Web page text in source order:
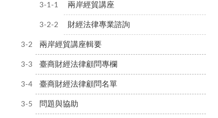
兩岸經貿講座
財經法律專業諮詢
兩岸經貿講座輯要
臺商財經法律顧問專欄
臺商財經法律顧問名單
問題與協助